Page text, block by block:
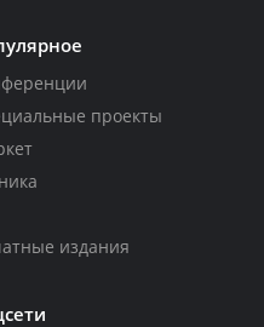
проекты
издания